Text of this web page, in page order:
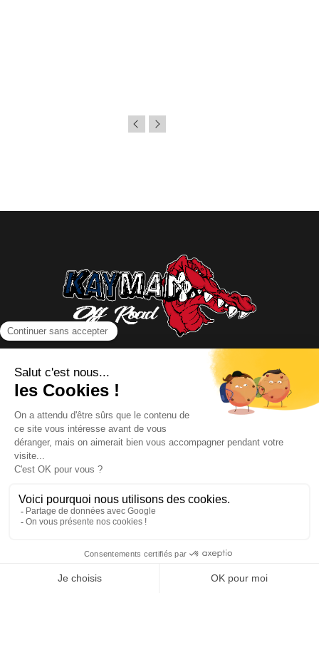
NOUS CONTACTER
INFORMATIONS
NOS PARTENAIRES
HORAIRES D'OUVERTURE
Copyright © 2026 Kayman Offroad 4x4 - Tous droits réservés -